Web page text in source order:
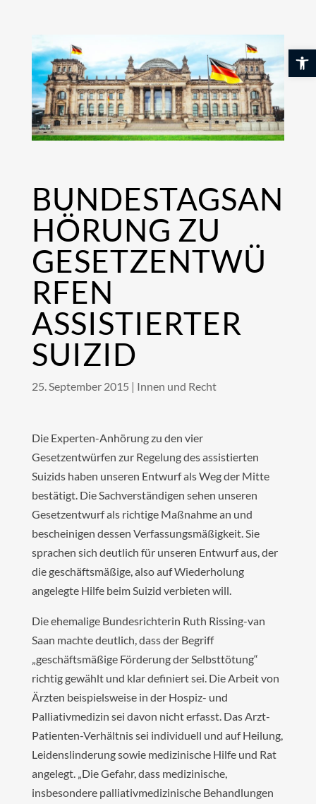
BUNDESTAGSAN
HÖRUNG ZU
GESETZENTWÜ
RFEN
ASSISTIERTER
SUIZID
25. September 2015 | Innen und Recht
Die Experten-Anhörung zu den vier
Gesetzentwürfen zur Regelung des assistierten
Suizids haben unseren Entwurf als Weg der Mitte
bestätigt. Die Sachverständigen sehen unseren
Gesetzentwurf als richtige Maßnahme an und
bescheinigen dessen Verfassungsmäßigkeit. Sie
sprachen sich deutlich für unseren Entwurf aus, der
die geschäftsmäßige, also auf Wiederholung
angelegte Hilfe beim Suizid verbieten will.
Die ehemalige Bundesrichterin Ruth Rissing-van
Saan machte deutlich, dass der Begriff
„geschäftsmäßige Förderung der Selbsttötung“
richtig gewählt und klar definiert sei. Die Arbeit von
Ärzten beispielsweise in der Hospiz- und
Palliativmedizin sei davon nicht erfasst. Das Arzt-
Patienten-Verhältnis sei individuell und auf Heilung,
Leidenslinderung sowie medizinische Hilfe und Rat
angelegt. „Die Gefahr, dass medizinische,
insbesondere palliativmedizinische Behandlungen